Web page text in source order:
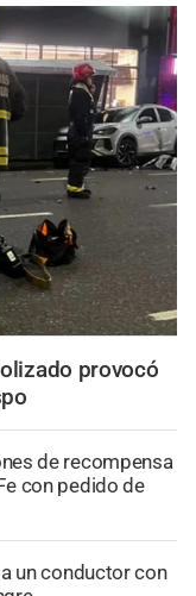
provocó
de recompensa
con pedido de
un conductor con